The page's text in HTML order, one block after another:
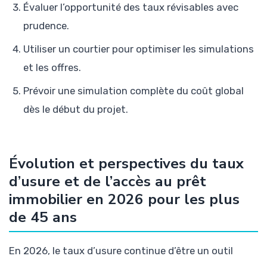
Évaluer l’opportunité des taux révisables avec
prudence.
Utiliser un courtier pour optimiser les simulations
et les offres.
Prévoir une simulation complète du coût global
dès le début du projet.
Évolution et perspectives du taux
d’usure et de l’accès au prêt
immobilier en 2026 pour les plus
de 45 ans
En 2026, le taux d’usure continue d’être un outil